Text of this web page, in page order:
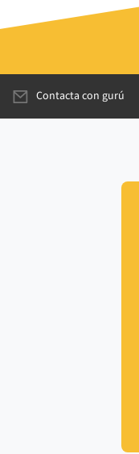
Contacta con gurú